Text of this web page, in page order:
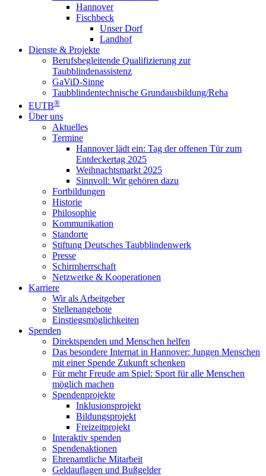
Hannover
Fischbeck
Unser Dorf
Landhof
Dienste & Projekte
Berufsbegleitende Qualifizierung zur
Taubblindenassistenz
GaViD-Sinne
Taubblindentechnische Grundausbildung/Reha
EUTB®
Über uns
Aktuelles
Termine
Hannover lädt ein: Tag der offenen Tür zum
Entdeckertag 2025
Weihnachtsmarkt 2025
Sinnvoll: Wir gehören dazu
Fortbildungen
Historie
Philosophie
Kommunikation
Standorte
Stiftung Deutsches Taubblindenwerk
Presse
Schirmherrschaft
Netzwerke & Kooperationen
Karriere
Wir als Arbeitgeber
Stellenangebote
Einstiegsmöglichkeiten
Spenden
Direktspenden und Menschen helfen
Das besondere Internat in Hannover: Jungen Menschen
mit einer Spende Zukunft schenken
Für mehr Freude am Spiel: Sport für alle Menschen
möglich machen
Spendenprojekte
Inklusionsprojekt
Bildungsprojekt
Freizeitprojekt
Interaktiv spenden
Spendenaktionen
Ehrenamtliche Mitarbeit
Geldauflagen und Bußgelder